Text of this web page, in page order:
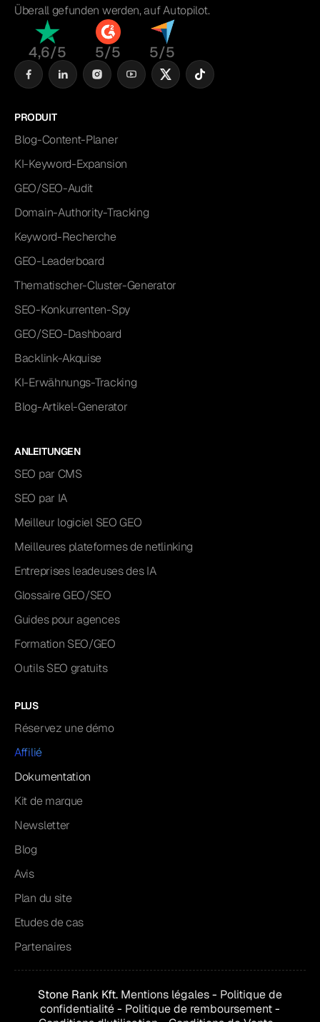
Überall gefunden werden, auf Autopilot.
4,6/5 5/5 5/5
PRODUIT
Blog-Content-Planer
KI-Keyword-Expansion
GEO/SEO-Audit
Domain-Authority-Tracking
Keyword-Recherche
GEO-Leaderboard
Thematischer-Cluster-Generator
SEO-Konkurrenten-Spy
GEO/SEO-Dashboard
Backlink-Akquise
KI-Erwähnungs-Tracking
Blog-Artikel-Generator
ANLEITUNGEN
SEO par CMS
SEO par IA
Meilleur logiciel SEO GEO
Meilleures plateformes de netlinking
Entreprises leadeuses des IA
Glossaire GEO/SEO
Guides pour agences
Formation SEO/GEO
Outils SEO gratuits
PLUS
Réservez une démo
Affilié
Dokumentation
Kit de marque
Newsletter
Blog
Avis
Plan du site
Etudes de cas
Partenaires
Stone Rank Kft. Mentions légales- Politique de
confidentialité- Politique de remboursement-